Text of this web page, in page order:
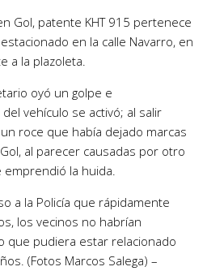
Gol, patente KHT 915 pertenece
en la calle Navarro, en
a la plazoleta.
oyó un golpe e
vehículo se activó; al salir
roce que había dejado marcas
al parecer causadas por otro
la huida.
a la Policía que rápidamente
los vecinos no habrían
que pudiera estar relacionado
(Fotos Marcos Salega) –